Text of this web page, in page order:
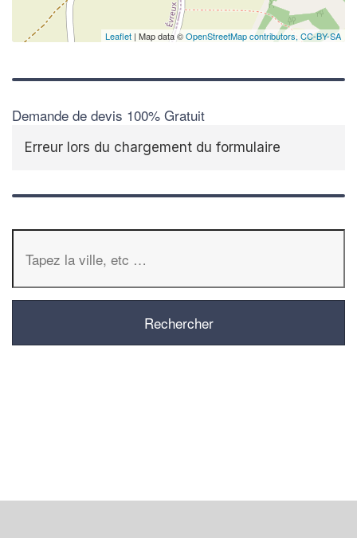
Leaflet | Map data ©OpenStreetMap contributors, CC-BY-SA
Demande de devis 100% Gratuit
Erreur lors du chargement du formulaire